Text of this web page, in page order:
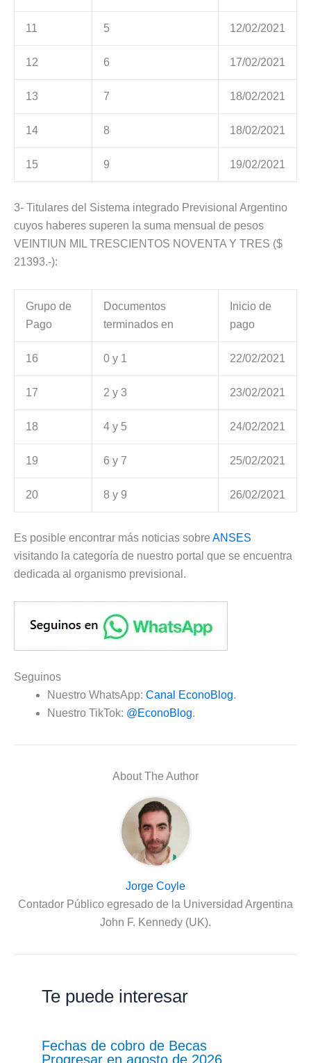
11 5 12/02/2021
12 6 17/02/2021
13 7 18/02/2021
14 8 18/02/2021
15 9 19/02/2021
3- Titulares del Sistema integrado Previsional Argentino
cuyos haberes superen la suma mensual de pesos
VEINTIUN MIL TRESCIENTOS NOVENTA Y TRES ($
21393.-):
Grupo de
Pago
Documentos
terminados en
Inicio de
pago
16 0 y 1 22/02/2021
17 2 y 3 23/02/2021
18 4 y 5 24/02/2021
19 6 y 7 25/02/2021
20 8 y 9 26/02/2021
Es posible encontrar más noticias sobre ANSES
visitando la categoría de nuestro portal que se encuentra
dedicada al organismo previsional.
Seguinos
Nuestro WhatsApp: Canal EconoBlog.
Nuestro TikTok: @EconoBlog.
About The Author
Jorge Coyle
Contador Público egresado de la Universidad Argentina
John F. Kennedy (UK).
Te puede interesar
Fechas de cobro de Becas
Progresar en agosto de 2026